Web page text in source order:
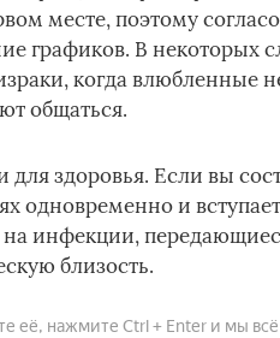
месте, поэтому
графиков. В некоторых
когда влюбленные
общаться.
здоровья. Если вы
одновременно и
на инфекции,
близость.
её, нажмите Ctrl + Enter и мы